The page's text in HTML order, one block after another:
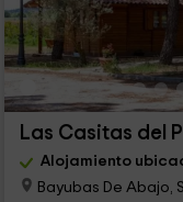
Las Casitas del
Alojamiento
Bayubas De Abajo,